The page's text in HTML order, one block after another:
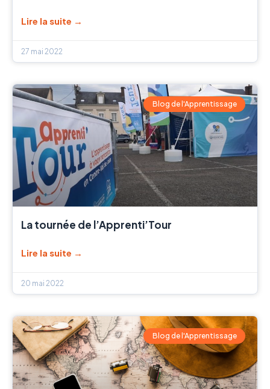
Lire la suite →
27 mai 2022
Blog de l'Apprentissage
La tournée de l’Apprenti’Tour
Lire la suite →
20 mai 2022
Blog de l'Apprentissage